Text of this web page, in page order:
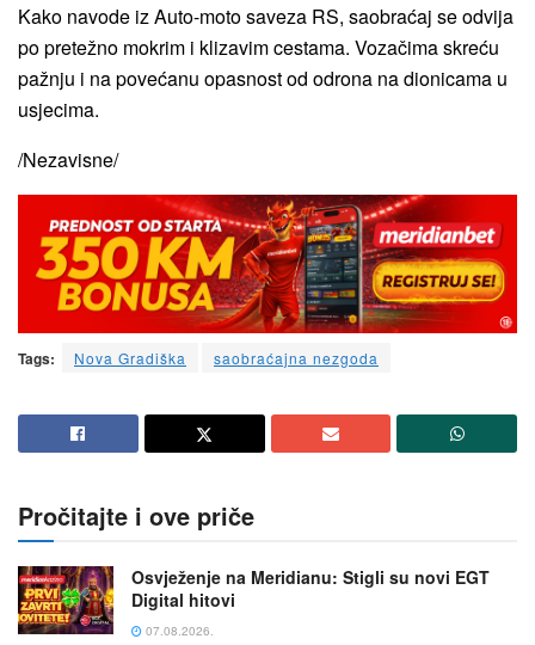
Kako navode iz Auto-moto saveza RS, saobraćaj se odvija
po pretežno mokrim i klizavim cestama. Vozačima skreću
pažnju i na povećanu opasnost od odrona na dionicama u
usjecima.
/Nezavisne/
Tags: Nova Gradiška saobraćajna nezgoda
Pročitajte i ove priče
Osvježenje na Meridianu: Stigli su novi EGT
Digital hitovi
07.08.2026.